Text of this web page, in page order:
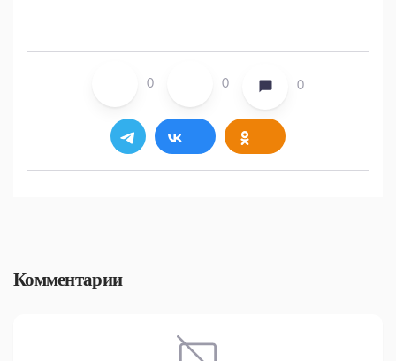
0 0 0
Комментарии